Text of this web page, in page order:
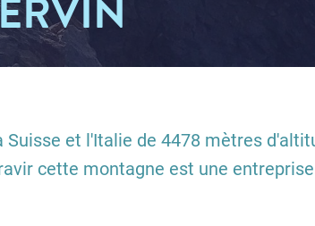
et l'Italie de 4478 mètres
cette montagne est une